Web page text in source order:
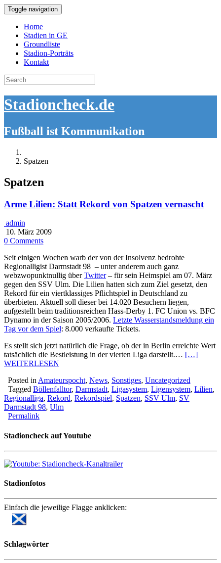
Toggle navigation
Home
Stadien in GE
Groundliste
Stadion-Porträts
Kontakt
Search
for:
Stadioncheck.de
Fußball ist Kommunikation
Spatzen
Spatzen
Arme Lilien: Statt Rekord von Spatzen vernascht
admin
10. März 2009
0 Comments
Seit einigen Wochen warb der von der Insolvenz bedrohte
Regionalligist Darmstadt 98 – unter anderem auch ganz
webzwopunktnullig überTwitter– für sein Heimspiel am 07. März
gegen den SSV Ulm. Die Lilien hatten sich zum Ziel gesetzt, den
Rekord für ein viertklassiges Pflichtspiel in Deutschland zu
überbieten. Aktuell soll dieser bei 14.020 Besuchern liegen,
aufgestellt beim traditionsreichen Hass-Derby 1. FC Union vs. BFC
Dynamo in der Saison 2005/2006. Letzte Wasserstandsmeldung ein
Tag vor dem Spiel: 8.000 verkaufte Tickets.
Es stellt sich jetzt natürlich die Frage, ob der in Berlin erreichte Wert
tatsächlich die Bestleistung in der vierten Liga darstellt.… […]
WEITERLESEN
Posted in Amateurspocht, News, Sonstiges, Uncategorized
Tagged Böllenfalltor, Darmstadt, Ligasystem, Ligensystem, Lilien,
Regionalliga, Rekord, Rekordspiel, Spatzen, SSV Ulm, SV
Darmstadt 98, Ulm
Permalink
Stadioncheck auf Youtube
Stadionfotos
Einfach die jeweilige Flagge anklicken:
Schlagwörter